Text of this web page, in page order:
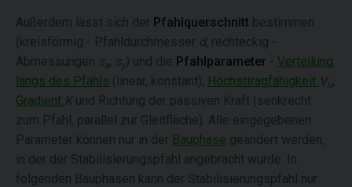
Außerdem lässt sich der Pfahlquerschnitt bestimmen
(kreisförmig - Pfahldurchmesser d, rechteckig -
Abmessungen s x, sy ) und die Pfahlparameter - Verteilung
längs des Pfahls (linear, konstant), Höchsttragfähigkeit Vu,
Gradient Kund Richtung der passiven Kraft (senkrecht
zum Pfahl, parallel zur Gleitfläche). Alle eingegebenen
Parameter können nur in der Bauphase geändert werden,
in der der Stabilisierungspfahl angebracht wurde. In
folgenden Bauphasen kann der Stabilisierungspfahl nur